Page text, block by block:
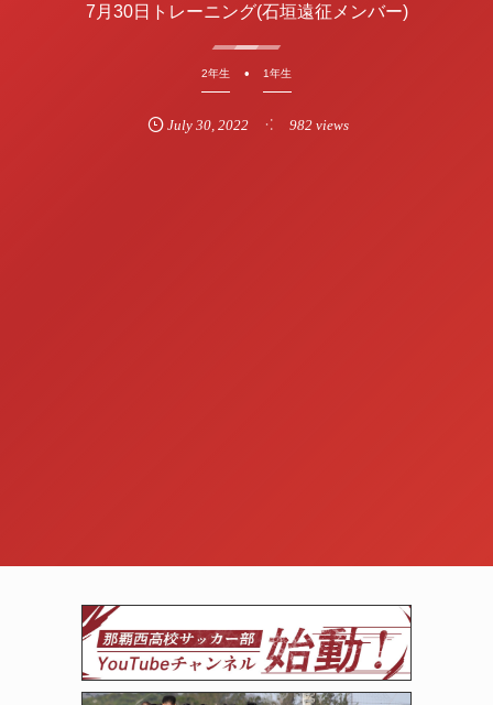
7月30日トレーニング(石垣遠征メンバー)
2年生 1年生
July 30 ,2022 982 views